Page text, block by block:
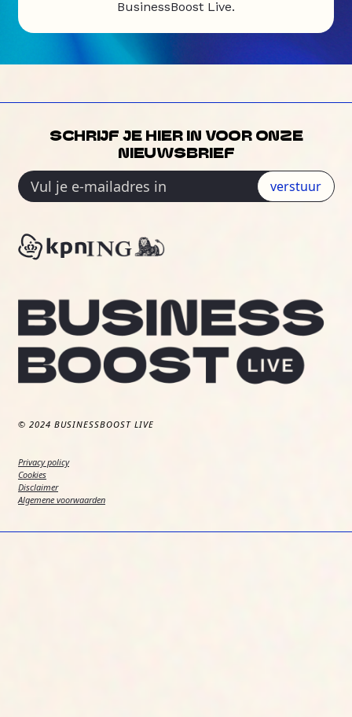
BusinessBoost Live.
© 2024 BUSINESSBOOST LIVE
Privacy policy
Cookies
Disclaimer
Algemene voorwaarden
SCHRIJF JE HIER IN VOOR ONZE
NIEUWSBRIEF
verstuur